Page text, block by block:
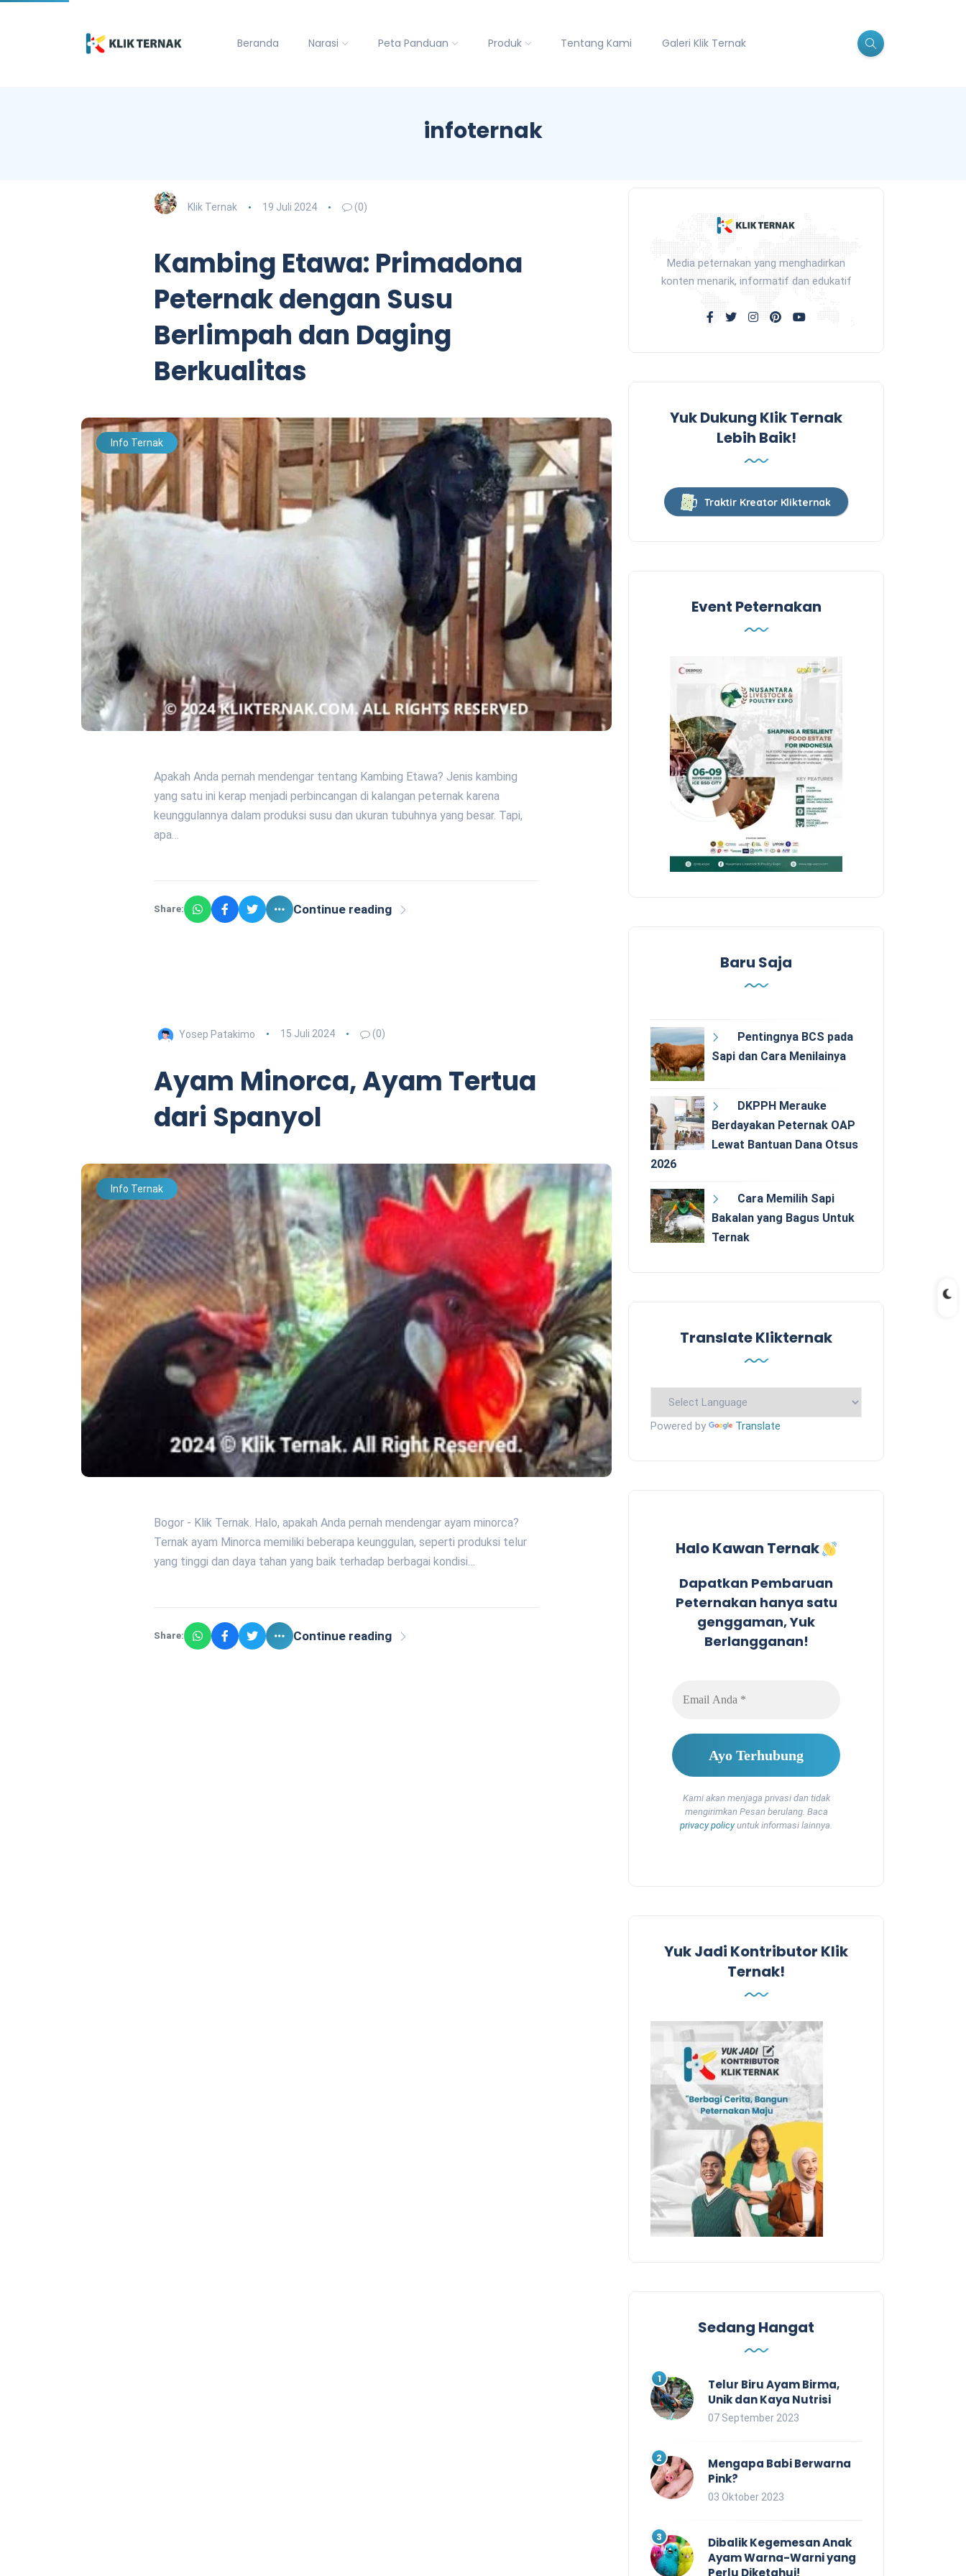
Beranda Narasi Peta Panduan Produk Tentang Kami Galeri Klik Ternak
infoternak
Klik Ternak 19 Juli 2024 (0)
Kambing Etawa: Primadona
Peternak dengan Susu
Berlimpah dan Daging
Berkualitas
Info Ternak
Apakah Anda pernah mendengar tentang Kambing Etawa? Jenis kambing
yang satu ini kerap menjadi perbincangan di kalangan peternak karena
keunggulannya dalam produksi susu dan ukuran tubuhnya yang besar. Tapi,
apa…
Share: Continue reading
Yosep Patakimo 15 Juli 2024 (0)
Ayam Minorca, Ayam Tertua
dari Spanyol
Info Ternak
Bogor - Klik Ternak. Halo, apakah Anda pernah mendengar ayam minorca?
Ternak ayam Minorca memiliki beberapa keunggulan, seperti produksi telur
yang tinggi dan daya tahan yang baik terhadap berbagai kondisi…
Share: Continue reading
Media peternakan yang menghadirkan
konten menarik, informatif dan edukatif
Yuk Dukung Klik Ternak
Lebih Baik!
Traktir Kreator Klikternak
Event Peternakan
Baru Saja
Pentingnya BCS pada
Sapi dan Cara Menilainya
DKPPH Merauke
Berdayakan Peternak OAP
Lewat Bantuan Dana Otsus
2026
Cara Memilih Sapi
Bakalan yang Bagus Untuk
Ternak
Translate Klikternak
Powered by Translate
Halo Kawan Ternak
Dapatkan Pembaruan
Peternakan hanya satu
genggaman, Yuk
Berlangganan!
Kami akan menjaga privasi dan tidak
mengirimkan Pesan berulang. Baca
privacy policyuntuk informasi lainnya.
Yuk Jadi Kontributor Klik
Ternak!
Sedang Hangat
Telur Biru Ayam Birma,
Unik dan Kaya Nutrisi
07 September 2023
Mengapa Babi Berwarna
Pink?
03 Oktober 2023
Dibalik Kegemesan Anak
Ayam Warna-Warni yang
Perlu Diketahui!